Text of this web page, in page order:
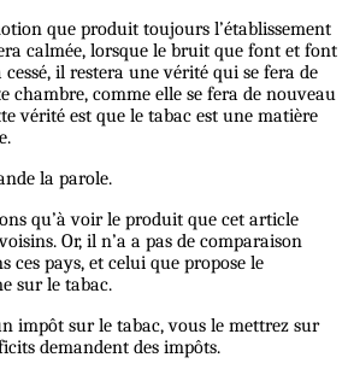
que produit toujours l’établissement
calmée, lorsque le bruit que font et font
il restera une vérité qui se fera de
chambre, comme elle se fera de nouveau
vérité est que le tabac est une matière
la parole.
qu’à voir le produit que cet article
Or, il n’a a pas de comparaison
ces pays, et celui que propose le
sur le tabac.
impôt sur le tabac, vous le mettrez sur
demandent des impôts.